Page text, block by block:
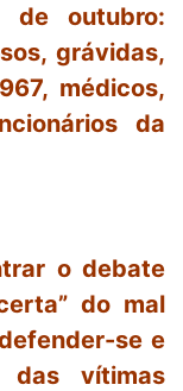
outubro:
grávidas,
médicos,
da
o debate
do mal
se e
das vítimas